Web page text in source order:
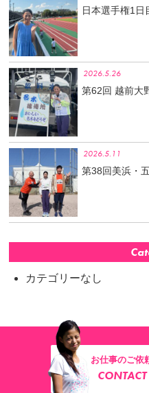
日本選手権1日
2026.5.26
第62回 越前大
2026.5.11
第38回美浜・
カテゴリーなし
お仕事のご依